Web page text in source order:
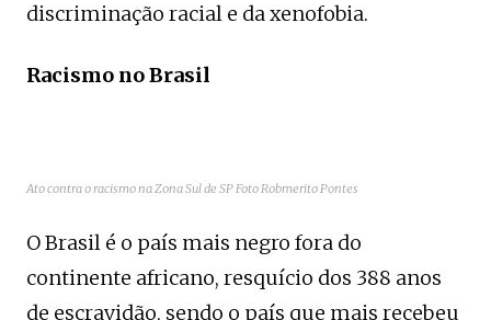
discriminação racial e da xenofobia.
Racismo no Brasil
Ato contra o racismo na Zona Sul de SP Foto Robmerito Pontes
O Brasil é o país mais negro fora do
continente africano, resquício dos 388 anos
de escravidão, sendo o país que mais recebeu